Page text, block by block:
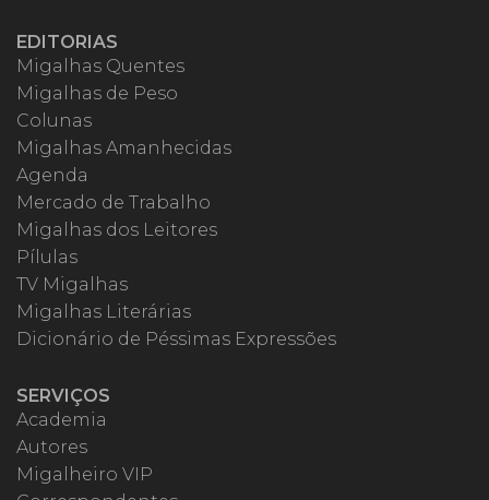
EDITORIAS
Migalhas Quentes
Migalhas de Peso
Colunas
Migalhas Amanhecidas
Agenda
Mercado de Trabalho
Migalhas dos Leitores
Pílulas
TV Migalhas
Migalhas Literárias
Dicionário de Péssimas Expressões
SERVIÇOS
Academia
Autores
Migalheiro VIP